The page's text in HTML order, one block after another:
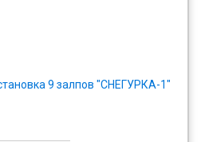
9 залпов "СНЕГУРКА-1"